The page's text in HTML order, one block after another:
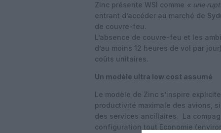
Zinc présente WSI comme « une
entrant d’accéder au marché de
de couvre-feu.
L’absence de couvre-feu et les
d’au moins 12 heures de vol par
coûts unitaires.
Un modèle ultra low cost assumé
Le modèle de Zinc s’inspire
productivité maximale des avions,
des services ancillaires.
La
configuration tout Economie